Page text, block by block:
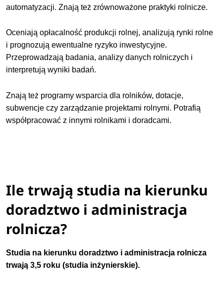
automatyzacji. Znają też zrównoważone praktyki rolnicze.
Oceniają opłacalność produkcji rolnej, analizują rynki rolne
i prognozują ewentualne ryzyko inwestycyjne.
Przeprowadzają badania, analizy danych rolniczych i
interpretują wyniki badań.
Znają też programy wsparcia dla rolników, dotacje,
subwencje czy zarządzanie projektami rolnymi. Potrafią
współpracować z innymi rolnikami i doradcami.
Ile trwają studia na kierunku
doradztwo i administracja
rolnicza?
Studia na kierunkudoradztwo i administracja rolnicza
trwają 3,5 roku (studia inżynierskie).